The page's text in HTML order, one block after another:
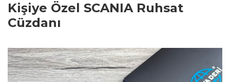
Kişiye Özel SCANIA Ruhsat
Cüzdanı